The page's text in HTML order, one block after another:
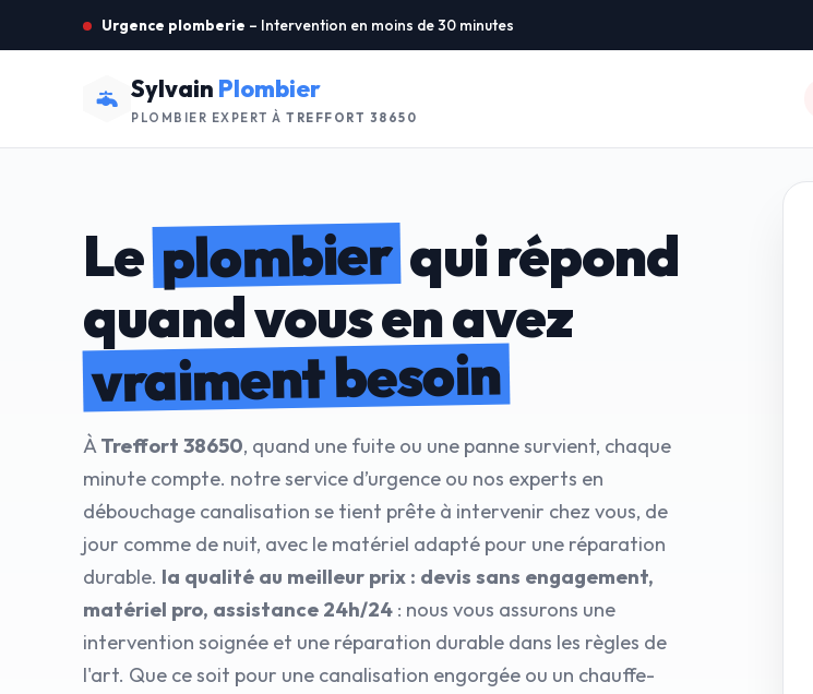
Urgence plomberie – Intervention en moins de 30 minutes
Sylvain Plombier
PLOMBIER EXPERT À TREFFORT 38650
Leplombierqui répond
quand vous en avez
vraiment besoin
ÀTreffort 38650, quand une fuite ou une panne survient, chaque
minute compte. notre service d’urgence ou nos experts en
débouchage canalisation se tient prête à intervenir chez vous, de
jour comme de nuit, avec le matériel adapté pour une réparation
durable. la qualité au meilleur prix : devis sans engagement,
matériel pro, assistance 24h/24 : nous vous assurons une
intervention soignée et une réparation durable dans les règles de
l'art. Que ce soit pour une canalisation engorgée ou un chauffe-